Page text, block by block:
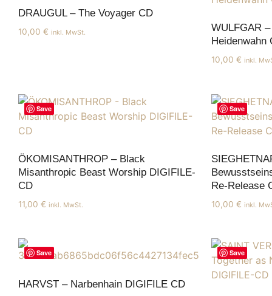
DRAUGUL – The Voyager CD
10,00 € inkl. MwSt.
WULFGAR –
Heidenwahn
10,00 € inkl.
Save
ÖKOMISANTHROP – Black
Misanthropic Beast Worship DIGIFILE-
CD
11,00 € inkl. MwSt.
Save
Re-Release
10,00 € inkl.
Save
HARVST – Narbenhain DIGIFILE CD
Save